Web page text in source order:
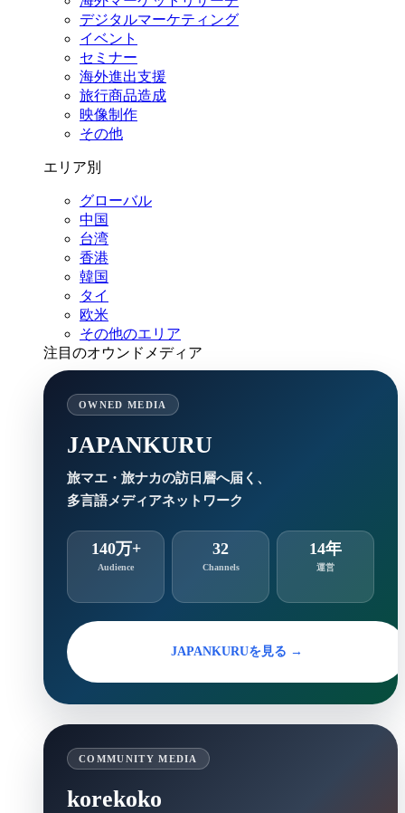
デジタルマーケティング
イベント
セミナー
海外進出支援
旅行商品造成
映像制作
その他
エリア別
グローバル
中国
台湾
香港
韓国
タイ
欧米
その他のエリア
注目のオウンドメディア
OWNED MEDIA
JAPANKURU
旅マエ・旅ナカの訪日層へ届く、
多言語メディアネットワーク
140万+
Audience
32
Channels
14年
運営
JAPANKURUを見る →
COMMUNITY MEDIA
korekoko